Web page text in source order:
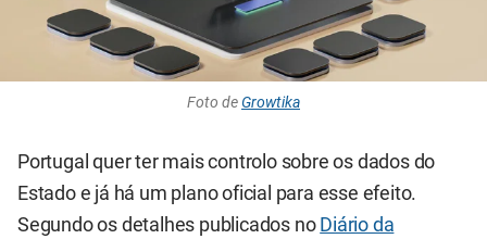
Foto deGrowtika
Portugal quer ter mais controlo sobre os dados do
Estado e já há um plano oficial para esse efeito.
Segundo os detalhes publicados no Diário da